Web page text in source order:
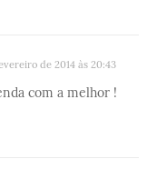
de 2014 às 20:43
com a melhor !